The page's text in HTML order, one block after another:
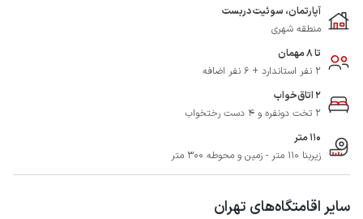
آپارتمان، سوئیت دربست
منطقه شهری
تا 8 مهمان
2 نفر استاندارد + 6 نفر اضافه
2 اتاق‌خواب
2 تخت دونفره و 4 دست رختخواب
110 متر
زیربنا 110 متر - زمین و محوطه 300 متر
سایر اقامتگاه‌های تهران